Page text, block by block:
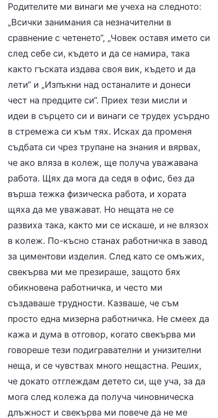
Родителите ми винаги ме учеха на следното:
„Всички занимания са незначителни в
сравнение с четенето“, „Човек оставя името си
след себе си, където и да се намира, така
както гъската издава своя вик, където и да
лети“ и „Изпъкни над останалите и донеси
чест на предците си“. Приех тези мисли и
идеи в сърцето си и винаги се трудех усърдно
в стремежа си към тях. Исках да променя
съдбата си чрез трупане на знания и вярвах,
че ако вляза в колеж, ще получа уважавана
работа. Щях да мога да седя в офис, без да
върша тежка физическа работа, и хората
щяха да ме уважават. Но нещата не се
развиха така, както ми се искаше, и не влязох
в колеж. По-късно станах работничка в завод
за циментови изделия. След като се омъжих,
свекърва ми ме презираше, защото бях
обикновена работничка, и често ми
създаваше трудности. Казваше, че съм
просто една мизерна работничка. Не смеех да
кажа и дума в отговор, когато свекърва ми
говореше тези подигравателни и унизителни
неща, и се чувствах много нещастна. Реших,
че докато отглеждам детето си, ще уча, за да
мога след колежа да получа чиновническа
длъжност и свекърва ми повече да не ме